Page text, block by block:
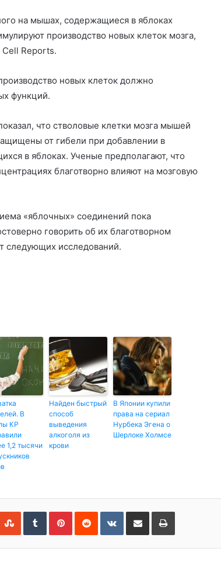
на мышах, содержащиеся в яблоках
производство новых клеток мозга,
Reports.
новых клеток должно
функций.
что стволовые клетки мозга мышей
от гибели при добавлении в
в яблоках. Ученые предполагают, что
благотворно влияют на мозговую
«яблочных» соединений пока
говорить об их благотворном
следующих исследований.
В
КР
1,2 тысячи
Найден быстрый
способ
выведения
алкоголя из
крови
В Японии купили
права на сериал
Нурбека Эгена о
Шерлоке Холмсе
S
b
e
T
b
P
t
e
e
R V
t
k
П
л
т а